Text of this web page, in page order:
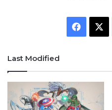
Last Modified